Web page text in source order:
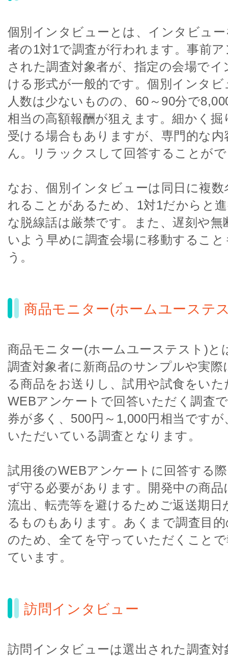
個別インタビューとは、インタビュ
者の1対1で調査が行われます。事前
された調査対象者が、指定の会場で
ける形式が一般的です。個別インタ
人数は少ないものの、60～90分で
相当の高額報酬が狙えます。細かく掘
受ける場合もありますが、専門的な
ん。リラックスして回答することが
なお、個別インタビューは同日に複
れることがあるため、1対1だからと
な脱線話は厳禁です。また、遅刻や
いよう早めに調査会場に移動するこ
う。
商品モニター(ホームユーステ
商品モニター(ホームユーステスト)と
調査対象者に新商品のサンプルや実
る商品をお送りし、試用や試食をい
WEBアンケートで回答いただく調査
券が多く、500円～1,000円相当です
いただいている調査となります。
試用後のWEBアンケートに回答する
ず守る必要があります。開発中の商
流出、転売等を避けるためご返送期日
るものもあります。あくまで調査目
のため、全てを守っていただくこと
ています。
訪問インタビュー
訪問インタビューは選出された調査